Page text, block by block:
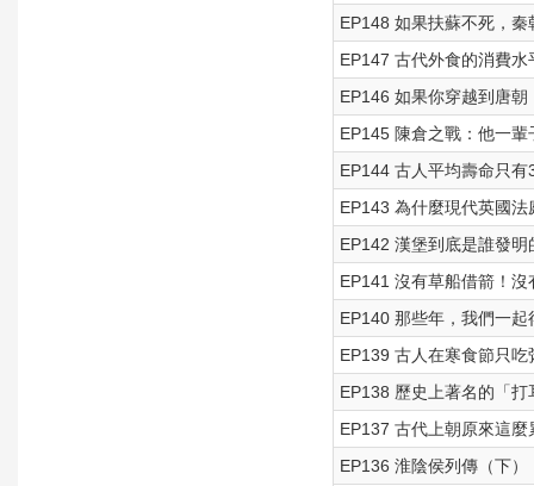
EP148 如果扶蘇不死，秦
EP147 古代外食的消費
EP146 如果你穿越到唐
EP145 陳倉之戰：他一
EP144 古人平均壽命只
EP143 為什麼現代英國
EP142 漢堡到底是誰發
EP141 沒有草船借箭！
EP140 那些年，我們一起
EP139 古人在寒食節只
EP138 歷史上著名的「打
EP137 古代上朝原來這
EP136 淮陰侯列傳（下